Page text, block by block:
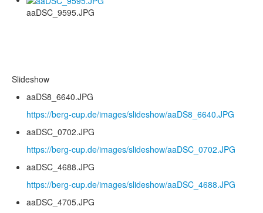
aaDSC_9595.JPG
Slideshow
aaDS8_6640.JPG
https://berg-cup.de/images/slideshow/aaDS8_6640.JPG
aaDSC_0702.JPG
https://berg-cup.de/images/slideshow/aaDSC_0702.JPG
aaDSC_4688.JPG
https://berg-cup.de/images/slideshow/aaDSC_4688.JPG
aaDSC_4705.JPG